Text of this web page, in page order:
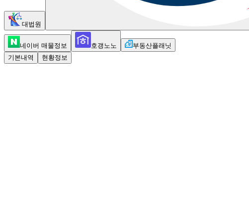
대법원
네이버 매물정보 호갱노노
부동산플래닛
기본내역
현황정보